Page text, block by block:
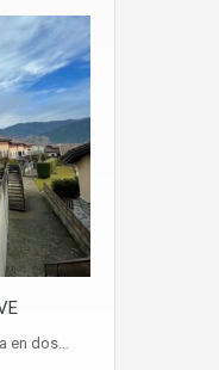
en dos…